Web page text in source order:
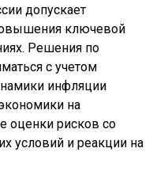
допускает
ключевой
Решения по
с учетом
инфляции
на
оценки рисков со
условий и реакции на